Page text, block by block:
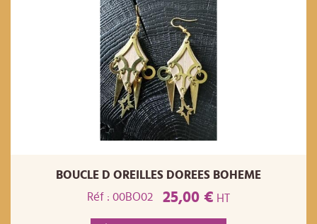
BOUCLE D OREILLES DOREES BOHEME
Réf : 00BO02
25,00 € HT